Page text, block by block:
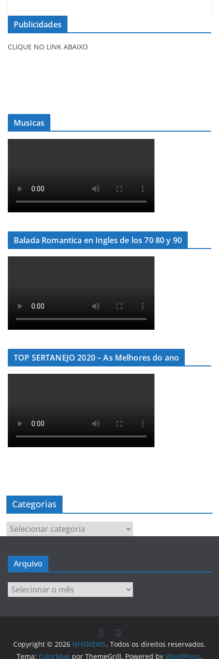
Publicidades
CLIQUE NO LINK ABAIXO
Musicas
Balada Romantica en Ingles de los 70 80 y 90
TOP SERTANEJO 2020 – As Melhores do ano
Categorias
Categorias
Arquivo
Arquivo
Copyright © 2026 NHSNEWS. Todos os direitos reservados.
Tema: ColorMag por ThemeGrill. Powered by WordPress.